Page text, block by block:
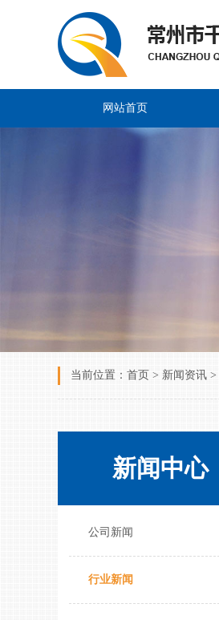
网站首页
当前位置： 首页 > 新闻资讯 >
新闻中心
公司新闻
行业新闻